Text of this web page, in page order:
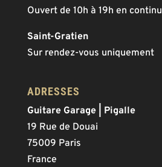
Ouvert de 10h à 19h en continu
Saint-Gratien
Sur rendez-vous uniquement
ADRESSES
Guitare Garage | Pigalle
19 Rue de Douai
75009 Paris
France